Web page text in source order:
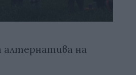
алтернатива на